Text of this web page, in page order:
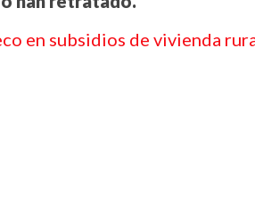
en subsidios de vivienda